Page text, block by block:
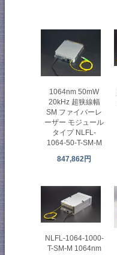
1064nm 50mW
20kHz 超狭線幅
SM ファイバーレ
ーザー モジュール
タイプ NLFL-
1064-50-T-SM-M
847,862円
NLFL-1064-1000-
T-SM-M 1064nm